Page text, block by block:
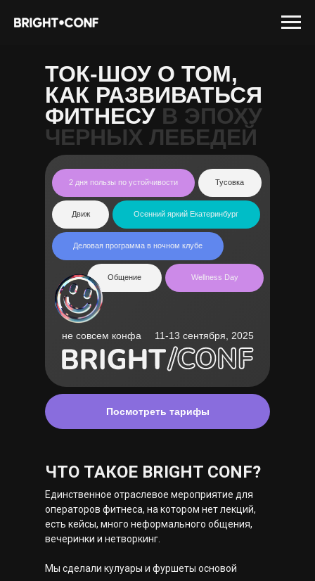
ТОК-ШОУ О ТОМ,
КАК РАЗВИВАТЬСЯ
ФИТНЕСУ В ЭПОХУ
ЧЕРНЫХ ЛЕБЕДЕЙ
11-13 сентября, 2025
не совсем конфа
Общение
Движ
Деловая программа в ночном клубе
Осенний яркий Екатеринбург
Wellness Day
2 дня пользы по устойчивости Тусовка
Посмотреть тарифы
ЧТО ТАКОЕ BRIGHT CONF?
Единственное отраслевое мероприятие для
операторов фитнеса, на котором нет лекций,
есть кейсы, много неформального общения,
вечеринки и нетворкинг.
Мы сделали кулуары и фуршеты основой